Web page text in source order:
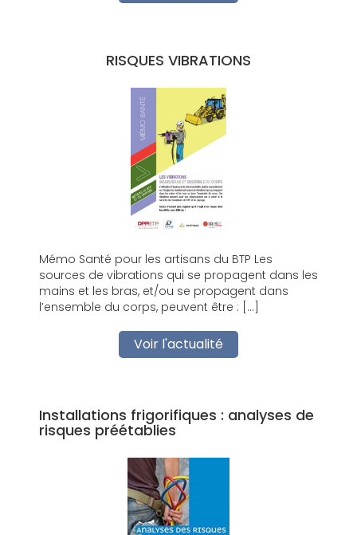
RISQUES VIBRATIONS
Mémo Santé pour les artisans du BTP Les
sources de vibrations qui se propagent dans les
mains et les bras, et/ou se propagent dans
l’ensemble du corps, peuvent être : […]
Voir l'actualité
Installations frigorifiques : analyses de
risques préétablies